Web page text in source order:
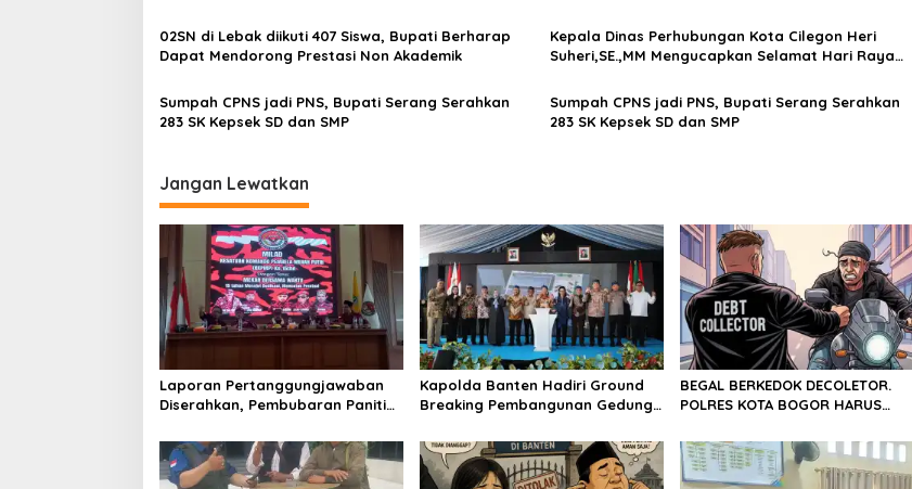
02SN di Lebak diikuti 407 Siswa, Bupati Berharap
Dapat Mendorong Prestasi Non Akademik
Kepala Dinas Perhubungan Kota Cilegon Heri
Suheri,SE.,MM Mengucapkan Selamat Hari Raya
Sumpah CPNS jadi PNS, Bupati Serang Serahkan
283 SK Kepsek SD dan SMP
Sumpah CPNS jadi PNS, Bupati Serang Serahkan
283 SK Kepsek SD dan SMP
Jangan Lewatkan
Laporan Pertanggungjawaban
Diserahkan, Pembubaran Panitia
Kapolda Banten Hadiri Ground
Breaking Pembangunan Gedung
Provinsi Banten
BEGAL BERKEDOK DECOLETOR.
POLRES KOTA BOGOR HARUS